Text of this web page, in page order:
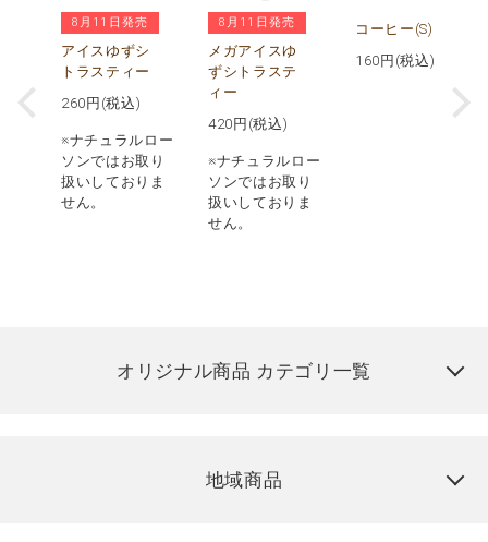
8月11日発売
アイスゆずシ
トラスティー
260 円(税込)
※ナチュラルロー
ソンではお取り
扱いしておりま
せん。
8月11日発売
メガアイスゆ
ずシトラステ
ィー
420 円(税込)
※ナチュラルロー
ソンではお取り
扱いしておりま
せん。
コーヒー(S)
160円(税込)
オリジナル商品 カテゴリ一覧
地域商品